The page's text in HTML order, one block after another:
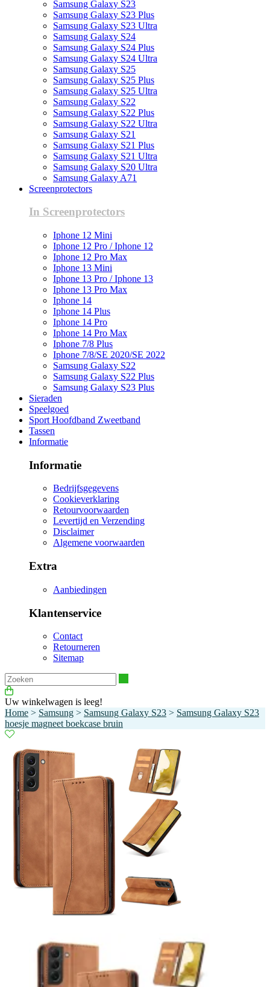
Samsung Galaxy S23
Samsung Galaxy S23 Plus
Samsung Galaxy S23 Ultra
Samsung Galaxy S24
Samsung Galaxy S24 Plus
Samsung Galaxy S24 Ultra
Samsung Galaxy S25
Samsung Galaxy S25 Plus
Samsung Galaxy S25 Ultra
Samsung Galaxy S22
Samsung Galaxy S22 Plus
Samsung Galaxy S22 Ultra
Samsung Galaxy S21
Samsung Galaxy S21 Plus
Samsung Galaxy S21 Ultra
Samsung Galaxy S20 Ultra
Samsung Galaxy A71
Screenprotectors
In Screenprotectors
Iphone 12 Mini
Iphone 12 Pro / Iphone 12
Iphone 12 Pro Max
Iphone 13 Mini
Iphone 13 Pro / Iphone 13
Iphone 13 Pro Max
Iphone 14
Iphone 14 Plus
Iphone 14 Pro
Iphone 14 Pro Max
Iphone 7/8 Plus
Iphone 7/8/SE 2020/SE 2022
Samsung Galaxy S22
Samsung Galaxy S22 Plus
Samsung Galaxy S23 Plus
Sieraden
Speelgoed
Sport Hoofdband Zweetband
Tassen
Informatie
Informatie
Bedrijfsgegevens
Cookieverklaring
Retourvoorwaarden
Levertijd en Verzending
Disclaimer
Algemene voorwaarden
Extra
Aanbiedingen
Klantenservice
Contact
Retourneren
Sitemap
Uw winkelwagen is leeg!
Home > Samsung > Samsung Galaxy S23 > Samsung Galaxy S23
hoesje magneet boekcase bruin